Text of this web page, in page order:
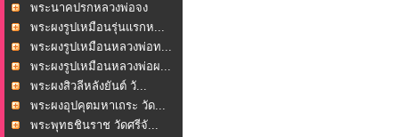
พระนาคปรกหลวงพ่อจง
(พร...พระผงรูปเหมือนรุ่นแรกห...
พระผงรูปเหมือนหลวงพ่อท...
พระผงรูปเหมือนหลวงพ่อผ...
พระผงสิวลีหลังยันต์ วั...
พระผงอุปคุตมหาเถระ วัด...
พระพุทธชินราช วัดศรีจั...